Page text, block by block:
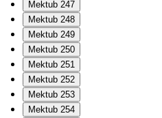
Mektub 247
Mektub 248
Mektub 249
Mektub 250
Mektub 251
Mektub 252
Mektub 253
Mektub 254